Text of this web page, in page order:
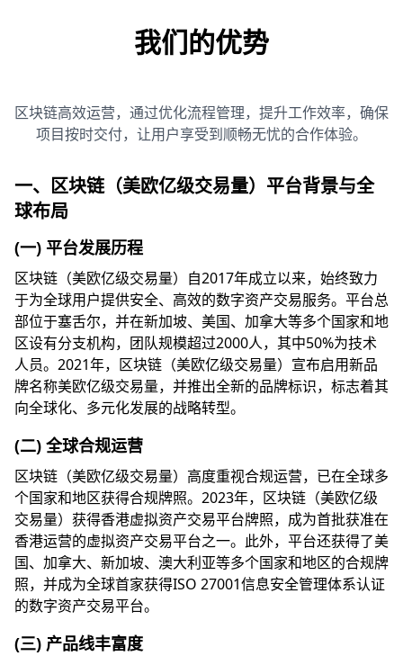
我们的优势
区块链高效运营，通过优化流程管理，提升工作效率，确保
项目按时交付，让用户享受到顺畅无忧的合作体验。
一、区块链（美欧亿级交易量）平台背景与全
球布局
(一) 平台发展历程
区块链（美欧亿级交易量）自2017年成立以来，始终致力
于为全球用户提供安全、高效的数字资产交易服务。平台总
部位于塞舌尔，并在新加坡、美国、加拿大等多个国家和地
区设有分支机构，团队规模超过2000人，其中50%为技术
人员。2021年，区块链（美欧亿级交易量）宣布启用新品
牌名称美欧亿级交易量，并推出全新的品牌标识，标志着其
向全球化、多元化发展的战略转型。
(二) 全球合规运营
区块链（美欧亿级交易量）高度重视合规运营，已在全球多
个国家和地区获得合规牌照。2023年，区块链（美欧亿级
交易量）获得香港虚拟资产交易平台牌照，成为首批获准在
香港运营的虚拟资产交易平台之一。此外，平台还获得了美
国、加拿大、新加坡、澳大利亚等多个国家和地区的合规牌
照，并成为全球首家获得ISO 27001信息安全管理体系认证
的数字资产交易平台。
(三) 产品线丰富度